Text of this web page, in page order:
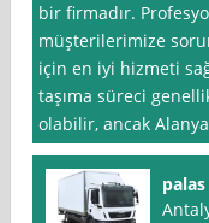
bir firmadır.
müşterilerimize
için en iyi hizmeti
taşıma süreci
olabilir, ancak